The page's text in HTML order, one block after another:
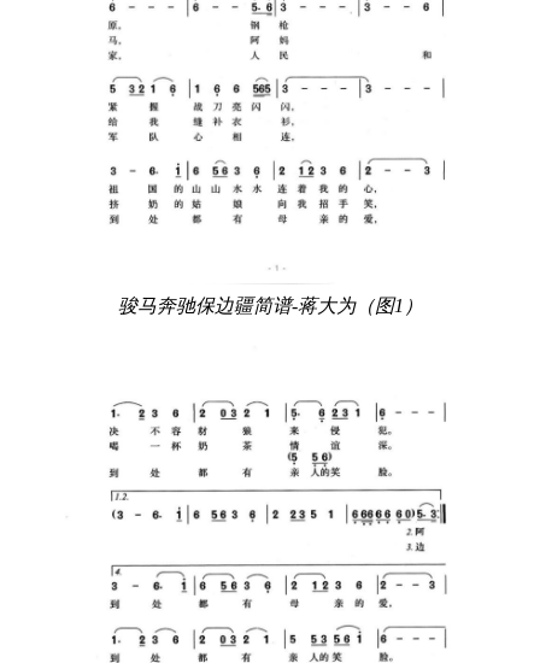
骏马奔驰保边疆简谱-蒋大为（图1）